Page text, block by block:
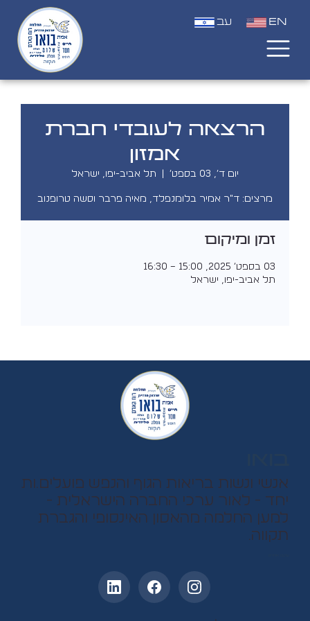
עב EN
הרצאה לעובדי חברת
אמזון
יום ד׳, 03 בספט׳ תל אביב-יפו, ישראל
מרצים: ד"ר אמיר בלומנפלד, מאיה פרבר וסשה טרופנוב
זמן ומיקום
03 בספט׳ 2025, 15:00 – 16:30
תל אביב-יפו, ישראל
אנשי ונשות בריאות הגוף והנפש פועלים.ות
יחד - לאור ערכי החברה הישראלית -
למען החלמה מהאסון האינסופי והגברת
תקווה.